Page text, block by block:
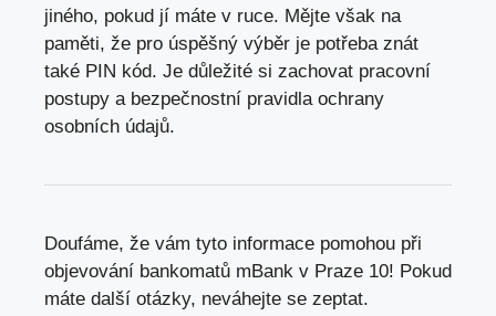
jiného, pokud jí máte v ruce. Mějte však na
paměti, že pro úspěšný výběr je potřeba znát
také PIN kód. Je důležité si zachovat pracovní
postupy a bezpečnostní pravidla ochrany
osobních údajů.
Doufáme, že vám tyto informace pomohou při
objevování bankomatů mBank v Praze 10! Pokud
máte další otázky, neváhejte se zeptat.